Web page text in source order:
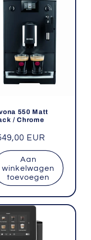
550 Matt
/ Chrome
EUR
Aan
winkelwagen
toevoegen